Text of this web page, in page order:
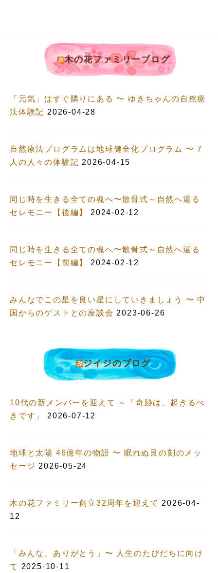
木の花ファミリーブログ
「元気」はすぐ隣りにある 〜 ゆきちゃんの自然療
法体験記 2026-04-28
自然療法プログラムは地球健全化プログラム 〜 7
人の人々の体験記 2026-04-15
同じ時を生きる全ての魂へ〜散骨式～自然へ還る
セレモニー【後編】
2024-02-12
同じ時を生きる全ての魂へ〜散骨式～自然へ還る
セレモニー【前編】
2024-02-12
みんなでこの星を良い星にしていきましょう 〜 中
国からのゲストとの座談会 2023-06-26
ジイジのブログ
10代の新メンバーを迎えて ～「奇跡は、起きるべ
きです」
2026-07-12
地球と太陽 46億年の物語 〜 眠れぬ艮の刻のメッ
セージ 2026-05-24
木の花ファミリー創立32周年を迎えて 2026-04-
12
「みんな、ありがとう」〜 人生のたびだちに向け
て
2025-10-11